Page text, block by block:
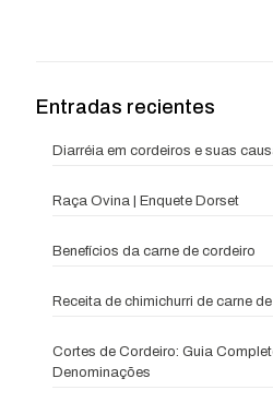
Entradas recientes
Diarréia em cordeiros e suas
Raça Ovina | Enquete Dorset
Benefícios da carne de cordeiro
Receita de chimichurri de carne
Cortes de Cordeiro: Guia
Denominações